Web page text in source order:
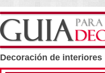
Decoración de interiores